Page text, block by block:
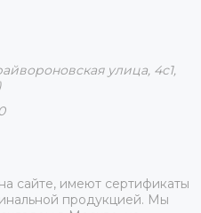
улица, 4с1,
сайте, имеют сертификаты
продукцией. Мы